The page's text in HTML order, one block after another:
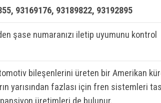
93169176, 93189822, 93192895
şase numaranızı iletip uyumunu kontrol
bileşenlerini üreten bir Amerikan
yarısından fazlası için fren sistemleri